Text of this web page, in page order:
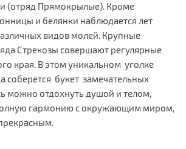
(отряд Прямокрылые). Кроме
и белянки наблюдается лет
видов молей. Крупные
Стрекозы совершают регулярные
края. В этом уникальном уголке
соберется букет замечательных
можно отдохнуть душой и телом,
гармонию с окружающим миром,